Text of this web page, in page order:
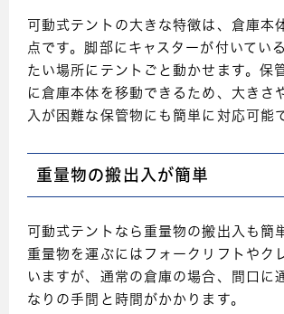
可動式テントの大きな特徴は、倉庫本
点です。脚部にキャスターが付いてい
たい場所にテントごと動かせます。保
に倉庫本体を移動できるため、大きさ
入が困難な保管物にも簡単に対応可能
重量物の搬出入が簡単
可動式テントなら重量物の搬出入も簡
重量物を運ぶにはフォークリフトやク
いますが、通常の倉庫の場合、間口に
なりの手間と時間がかかります。